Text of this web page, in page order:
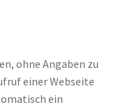
ohne Angaben zu
einer Webseite
ein